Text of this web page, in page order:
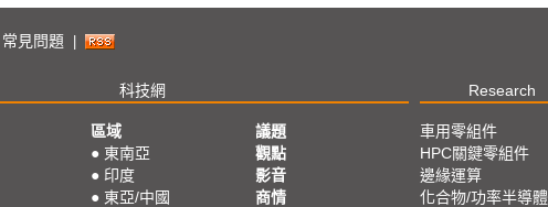
常見問題
科技網 Research
區域
● 東南亞
● 印度
● 東亞/中國
議題
觀點
影音
商情
車用零組件
HPC關鍵零組件
邊緣運算
化合物/功率半導體